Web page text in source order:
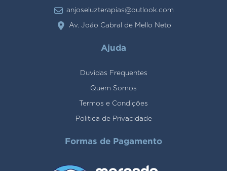
anjoseluzterapias@outlook.com
Av. João Cabral de Mello Neto
Ajuda
Duvidas Frequentes
Quem Somos
Termos e Condições
Politica de Privacidade
Formas de Pagamento